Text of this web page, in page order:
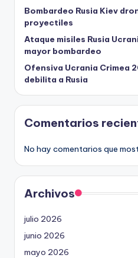
Bombardeo Rusia Kiev
proyectiles
Ataque misiles Rusia
mayor bombardeo
Ofensiva Ucrania Crimea
debilita a Rusia
Comentarios
No hay comentarios que
Archivos
julio 2026
junio 2026
mayo 2026